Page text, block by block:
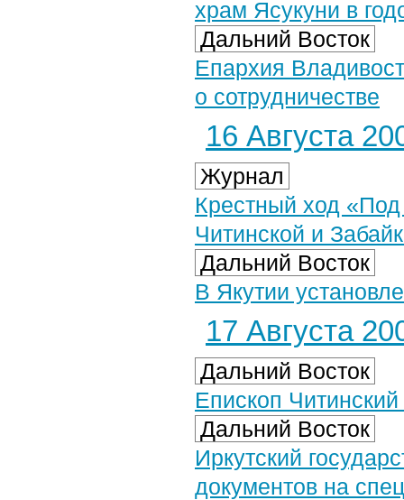
храм Ясукуни в
Дальний Восток
Епархия
о сотрудничестве
16 Августа
Журнал
Крестный ход
Читинской и
Дальний Восток
В Якутии
17 Августа
Дальний Восток
Епископ
Дальний Восток
Иркутский
документов на